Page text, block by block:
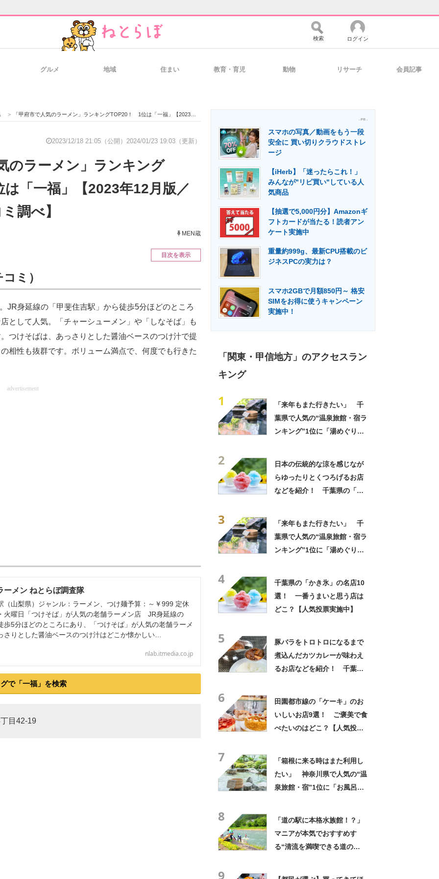
経営リーダーのコミュニティ マーケ×ITの今がよく分かる
IT製品の技術・比較・事例 製造業のIT導入・活用を支援
エネルギーの専門メディア 建設×テクノロジーの最前線
検索 ログイン
グルメ 地域 住まい 教育・育児 動物 リサーチ 会員記事
> 「甲府市で人気のラーメン」ランキングTOP20！ 1位は「一福」【2023年12月版／Googleクチコミ調べ】
2023/12/18 21:05（公開） 2024/01/23 19:03（更新）
のラーメン」ランキング
「一福」【2023年12月版／
調べ】
MEN蔵
目次を表示
ミ）
身延線の「甲斐住吉駅」から徒歩5分ほどのところ
として人気。「チャーシューメン」や「しなそば」も
つけそばは、あっさりとした醤油ベースのつけ汁で提
相性も抜群です。ボリューム満点で、何度でも行きた
advertisement
ーメン ねとらぼ調査隊
（山梨県）ジャンル：ラーメン、つけ麺予算：～￥999 定休
火曜日「つけそば」が人気の老舗ラーメン店 JR身延線の
歩5分ほどのところにあり、「つけそば」が人気の老舗ラーメ
さりとした醤油ベースのつけ汁はどこか懐かしい…
nlab.itmedia.co.jp
で「一福」を検索
目42-19
- PR -
スマホの写真／動画をもう一段
安全に 買い切りクラウドストレ
ージ
【iHerb】「迷ったらこれ！」
みんなが"リピ買い"している人
気商品
【抽選で5,000円分】Amazonギ
フトカードが当たる！読者アン
ケート実施中
重量約999g、最新CPU搭載のビ
ジネスPCの実力は？
スマホ2GBで月額850円～ 格安
SIMをお得に使うキャンペーン
実施中！
「関東・甲信地方」のアクセスラン
キング
1
「来年もまた行きたい」 千
葉県で人気の“温泉旅館・宿ラ
ンキング”1位に「湯めぐりで
2
日本の伝統的な涼を感じなが
らゆったりとくつろげるお店
などを紹介！ 千葉県の「か
3
「来年もまた行きたい」 千
葉県で人気の“温泉旅館・宿ラ
ンキング”1位に「湯めぐりで
4
千葉県の「かき氷」の名店10
選！ 一番うまいと思う店は
どこ？【人気投票実施中】
5
豚バラをトロトロになるまで
煮込んだカツカレーが味わえ
るお店などを紹介！ 千葉県
6
田園都市線の「ケーキ」のお
いしいお店9選！ ご褒美で食
べたいのはどこ？【人気投票
7
「箱根に来る時はまた利用し
たい」 神奈川県で人気の“温
泉旅館・宿”1位に「お風呂が
8
「道の駅に本格水族館！？」
マニアが本気でおすすめす
る“清流を満喫できる道の
9